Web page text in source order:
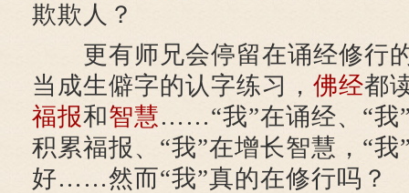
欺欺人？
更有师兄会停留在诵经修行
当成生僻字的认字练习， 佛经都
福报和智慧……“我”在诵经、“我
积累福报、“我”在增长智慧，“我
好……然而“我”真的在修行吗？